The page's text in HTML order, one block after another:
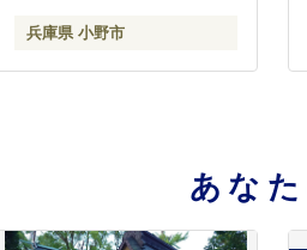
野市
兵庫県 小野市
あな